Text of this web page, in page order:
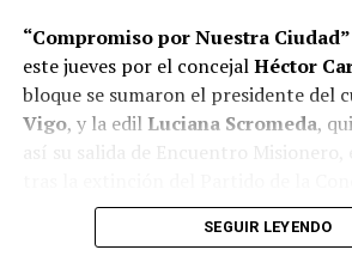
“Compromiso por Nuestra Ciudad”
este jueves por el concejalHéctor
bloque se sumaron el presidente del
Vigo, y la edil Luciana Scromeda,
así su salida de Encuentro Misionero,
durante dos décadas se mantuvo en
a la cabeza.
SEGUIR LEYENDO